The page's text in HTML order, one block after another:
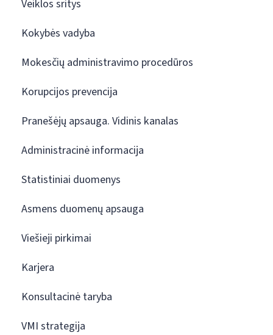
Veiklos sritys
Kokybės vadyba
Mokesčių administravimo procedūros
Korupcijos prevencija
Pranešėjų apsauga. Vidinis kanalas
Administracinė informacija
Statistiniai duomenys
Asmens duomenų apsauga
Viešieji pirkimai
Karjera
Konsultacinė taryba
VMI strategija